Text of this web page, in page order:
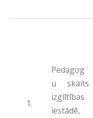
Pedagog
u skaits
izglītības
iestādē,